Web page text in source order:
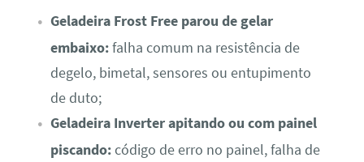
Geladeira Frost Free parou de gelar
embaixo:falha comum na resistência de
degelo, bimetal, sensores ou entupimento
de duto;
Geladeira Inverter apitando ou com painel
piscando:código de erro no painel, falha de